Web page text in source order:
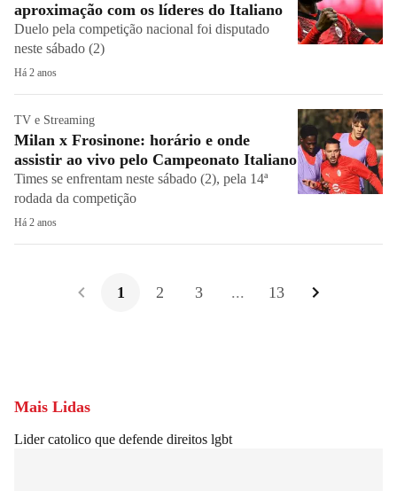
aproximação com os líderes do Italiano
Duelo pela competição nacional foi disputado
neste sábado (2)
Há 2 anos
TV e Streaming
Milan x Frosinone: horário e onde
assistir ao vivo pelo Campeonato Italiano
Times se enfrentam neste sábado (2), pela 14ª
rodada da competição
Há 2 anos
1 2 3 ... 13
Mais Lidas
Lider catolico que defende direitos lgbt